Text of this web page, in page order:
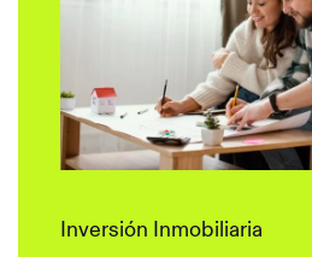
Inversión Inmobiliaria